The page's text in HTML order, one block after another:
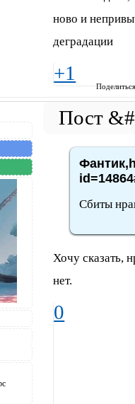
ново и
деградации
+1
Сбиты
Хочу сказать,
нет.
0